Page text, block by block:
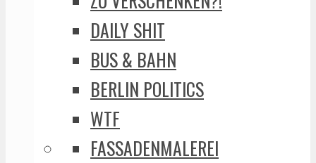
DAILY SHIT
BUS & BAHN
BERLIN POLITICS
WTF
FASSADENMALEREI